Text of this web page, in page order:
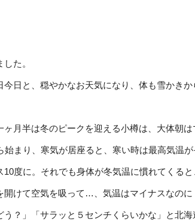
た。
今日と、穏やかなお天気になり、体も雪かきか
ヶ月半は冬のピークを迎える小樽は、大体朝は
始まり、寒気が居座ると、寒い時は最高気温
10度に。それでも身体が冬気温に慣れてくる
開けて空気を吸って…、気温はマイナスなのに
う？」「サラッと５センチくらいかな」と北海